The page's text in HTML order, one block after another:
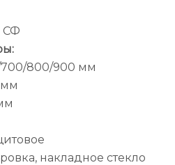
СФ
800/900 мм
накладное стекло